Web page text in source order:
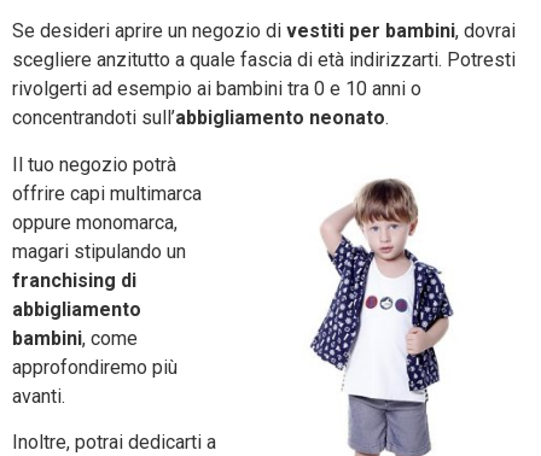
Se desideri aprire un negozio di vestiti per bambini, dovrai
scegliere anzitutto a quale fascia di età indirizzarti. Potresti
rivolgerti ad esempio ai bambini tra 0 e 10 anni o
concentrandoti sull’abbigliamento neonato.
Il tuo negozio potrà
offrire capi multimarca
oppure monomarca,
magari stipulando un
franchising di
abbigliamento
bambini, come
approfondiremo più
avanti.
Inoltre, potrai dedicarti a